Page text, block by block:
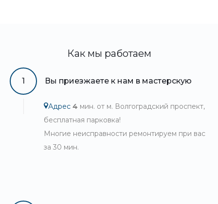
Как мы работаем
1 Вы приезжаете к нам в мастерскую
Адрес 4 мин. от м. Волгоградский проспект,
бесплатная парковка!
Многие неисправности ремонтируем при вас
за 30 мин.